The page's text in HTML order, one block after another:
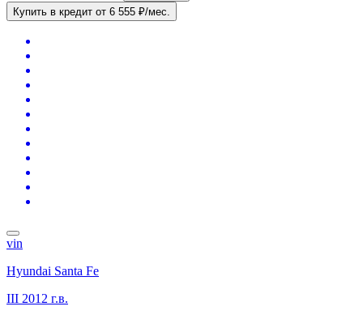
Купить в кредит от 6 555 ₽/мес.
vin
Hyundai Santa Fe
III 2012 г.в.